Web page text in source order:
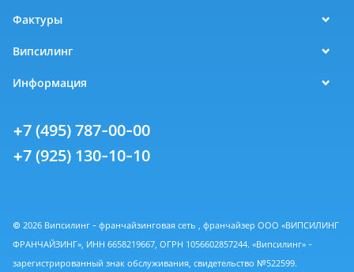
Фактуры
Випсилинг
Информация
+7 (495) 787-00-00
+7 (925) 130-10-10
© 2026 Випсилинг - франчайзинговая сеть , франчайзер ООО «ВИПСИЛИНГ
ФРАНЧАЙЗИНГ», ИНН 6658219667, ОГРН 1056602857244. «Випсилинг» -
зарегистрированный знак обслуживания, свидетельство №522599.